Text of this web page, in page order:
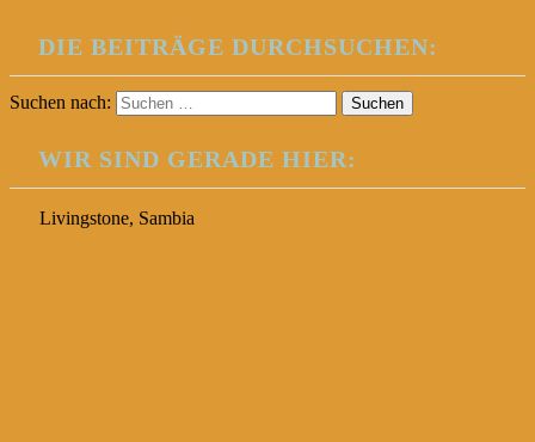
DIE BEITRÄGE DURCHSUCHEN:
Suchen nach:
WIR SIND GERADE HIER:
Livingstone, Sambia